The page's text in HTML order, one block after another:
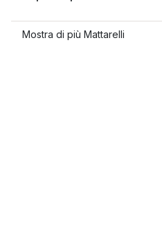
Mostra di più Mattarelli